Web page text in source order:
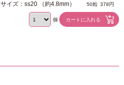
サイズ：ss20 （約4.8mm） 50粒 378円
個